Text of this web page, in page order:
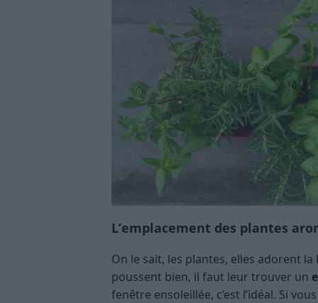
L’emplacement des plantes
On le sait, les plantes, elles adorent
poussent bien, il faut leur trouver un
fenêtre ensoleillée, c’est l’idéal. Si